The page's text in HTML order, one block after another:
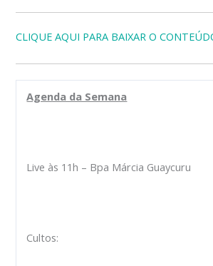
CLIQUE AQUI PARA BAIXAR O
Agenda da Semana
Live às 11h – Bpa Márcia Guaycuru
Cultos: